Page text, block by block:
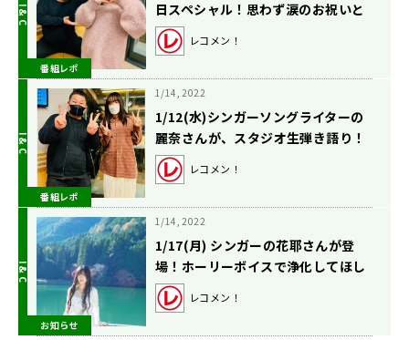
番組レポ
日スペシャル！思わず涙のお祝いと
は？
レコメン！
番組レポ
1/14, 2022
1/12(水)シンガーソングライターの
麗奈さんが、スタジオ生弾き語り！
レコメン！
お知らせ
1/14, 2022
1/17(月) シンガーの花耶さんが登
場！ホーリーボイスで浄化してほし
いこと大募集！
レコメン！